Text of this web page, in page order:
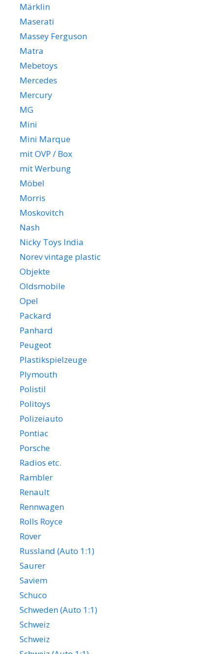
Märklin
Maserati
Massey Ferguson
Matra
Mebetoys
Mercedes
Mercury
MG
Mini
Mini Marque
mit OVP / Box
mit Werbung
Möbel
Morris
Moskovitch
Nash
Nicky Toys India
Norev vintage plastic
Objekte
Oldsmobile
Opel
Packard
Panhard
Peugeot
Plastikspielzeuge
Plymouth
Polistil
Politoys
Polizeiauto
Pontiac
Porsche
Radios etc.
Rambler
Renault
Rennwagen
Rolls Royce
Rover
Russland (Auto 1:1)
Saurer
Saviem
Schuco
Schweden (Auto 1:1)
Schweiz
Schweiz